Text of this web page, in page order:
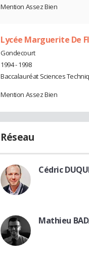
Mention Assez Bien
Lycée Marguerite De
Gondecourt
1994 - 1998
Baccalauréat Sciences
Mention Assez Bien
Réseau
Cédric
Mathieu